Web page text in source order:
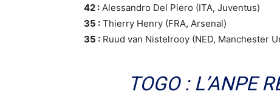
42 : Alessandro Del Piero (ITA, Juventus)
35 : Thierry Henry (FRA, Arsenal)
35 : Ruud van Nistelrooy (NED, Manchester
TOGO : L’ANPE